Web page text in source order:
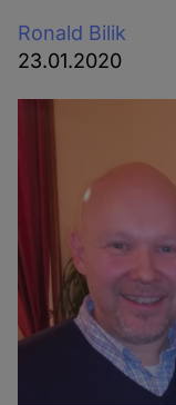
Ronald Bilik
23.01.2020